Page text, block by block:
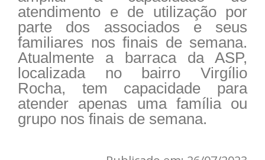
atendimento e de utilização por
parte dos associados e seus
familiares nos finais de semana.
Atualmente a barraca da ASP,
localizada no bairro Virgílio
Rocha, tem capacidade para
atender apenas uma família ou
grupo nos finais de semana.